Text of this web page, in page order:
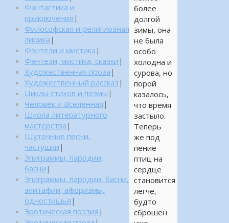
более
долгой
зимы, она
не была
особо
холодна и
сурова, но
порой
казалось,
что время
застыло.
Теперь
же под
пение
птиц на
сердце
становится
легче,
будто
сброшен
Фантастика и
приключения |
Философская и религиозная
лирика |
Фэнтези и мистика |
Фэнтези, мистика, сказки |
Художественная проза |
Художественный рассказ |
Циклы стихов и поэмы |
Человек и Вселенная |
Школа литературного
мастерства |
Шуточные песни,
частушки |
Эпиграммы, пародии,
басни |
Эпиграммы, пародии, басни,
эпитафии, афоризмы,
одностишья |
Эротическая поэзия |